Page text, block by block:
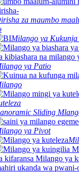
za maumbo
Milango ya
ya Patio
Sliding
ya Pivot